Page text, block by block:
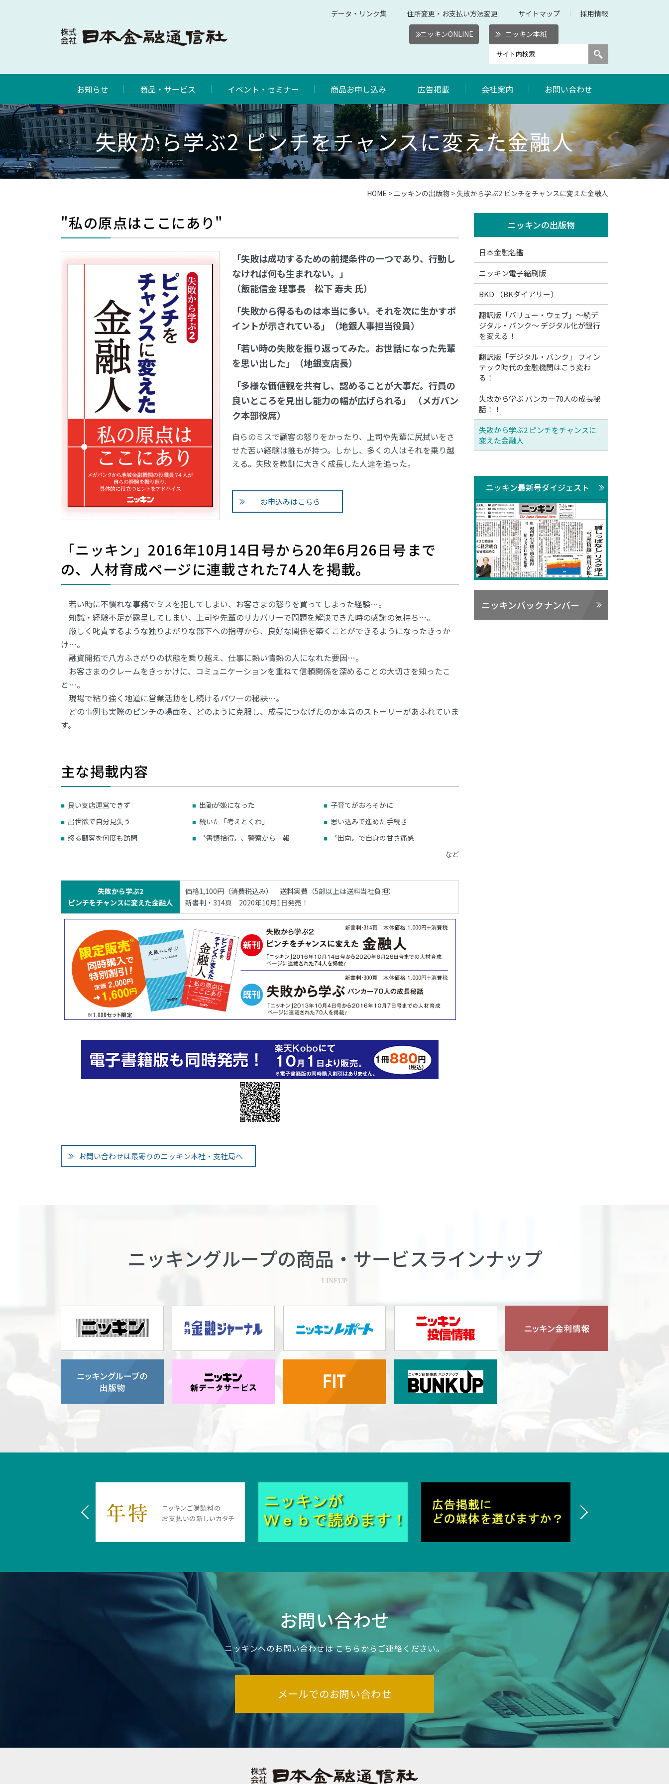
データ・リンク集 住所変更・お支払い方法変更 サイトマップ 採用情報
ニッキンONLINE ニッキン本紙
お知らせ 商品・サービス イベント・セミナー 商品お申し込み 広告掲載 会社案内 お問い合わせ
失敗から学ぶ2 ピンチをチャンスに変えた金融人
HOME > ニッキンの出版物 > 失敗から学ぶ2 ピンチをチャンスに変えた金融人
"私の原点はここにあり"
「失敗は成功するための前提条件の一つであり、行動し
なければ何も生まれない。」
（飯能信金 理事長 松下 寿夫 氏）
「失敗から得るものは本当に多い。それを次に生かすポ
イントが示されている」（地銀人事担当役員）
「若い時の失敗を振り返ってみた。お世話になった先輩
を思い出した」（地銀支店長）
「多様な価値観を共有し、認めることが大事だ。行員の
良いところを見出し能力の幅が広げられる」 （メガバン
ク本部役席）
自らのミスで顧客の怒りをかったり、上司や先輩に尻拭いをさ
せた苦い経験は誰もが持つ。しかし、多くの人はそれを乗り越
える。失敗を教訓に大きく成長した人達を追った。
お申込みはこちら
「ニッキン」2016年10月14日号から20年6月26日号まで
の、人材育成ページに連載された74人を掲載。
若い時に不慣れな事務でミスを犯してしまい、お客さまの怒りを買ってしまった経験…。
知識・経験不足が露呈してしまい、上司や先輩のリカバリーで問題を解決できた時の感謝の気持ち…。
厳しく叱責するような独りよがりな部下への指導から、良好な関係を築くことができるようになったきっか
け…。
融資開拓で八方ふさがりの状態を乗り越え、仕事に熱い情熱の人になれた要因…。
お客さまのクレームをきっかけに、コミュニケーションを重ねて信頼関係を深めることの大切さを知ったこ
と…。
現場で粘り強く地道に営業活動をし続けるパワーの秘訣…。
どの事例も実際のピンチの場面を、どのように克服し、成長につなげたのか本音のストーリーがあふれていま
す。
主な掲載内容
良い支店運営できず 出勤が嫌になった
子育てがおろそかに
出世欲で自分見失う
続いた「考えとくわ」
思い込みで進めた手続き
怒る顧客を何度も訪問
〝書類拾得〟、警察から一報
〝出向〟で自身の甘さ痛感
など
失敗から学ぶ2
ピンチをチャンスに変えた金融人
価格1,100円（消費税込み） 送料実費（5部以上は送料当社負担）
新書判・314頁 2020年10月1日発売！
お問い合わせは最寄りのニッキン本社・支社局へ
ニッキンの出版物
日本金融名鑑
ニッキン電子縮刷版
BKD （BKダイアリー）
翻訳版「バリュー・ウェブ」～続デ
ジタル・バンク～ デジタル化が銀行
を変える！
翻訳版「デジタル・バンク」 フィン
テック時代の金融機関はこう変わ
る！
失敗から学ぶ バンカー70人の成長秘
話！！
失敗から学ぶ2 ピンチをチャンスに
変えた金融人
ニッキン最新号ダイジェスト
ニッキンバックナンバー
ニッキングループの商品・ サービスラインナップ
LINEUP
お問い合わせ
ニッキンへのお問い合わせはこちらからご連絡ください。
メールでのお問い合わせ